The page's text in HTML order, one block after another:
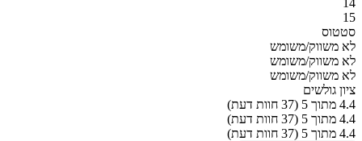
15
סטטוס
לא משווק/משומש
לא משווק/משומש
לא משווק/משומש
ציון גולשים
4.4 מתוך 5 (37 חוות דעת)
4.4 מתוך 5 (37 חוות דעת)
4.4 מתוך 5 (37 חוות דעת)